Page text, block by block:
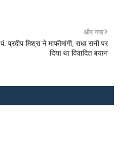
और नया
पं. प्रदीप मिश्रा ने माफीमांगी, राधा रानी पर
दिया था विवादित बयान